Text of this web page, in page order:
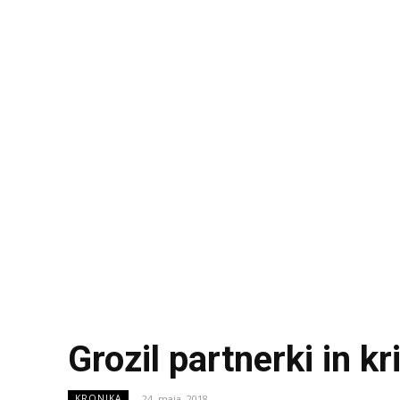
Grozil partnerki in